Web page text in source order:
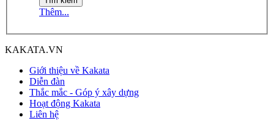
Thêm...
KAKATA.VN
Giới thiệu về Kakata
Diễn đàn
Thắc mắc - Góp ý xây dựng
Hoạt động Kakata
Liên hệ